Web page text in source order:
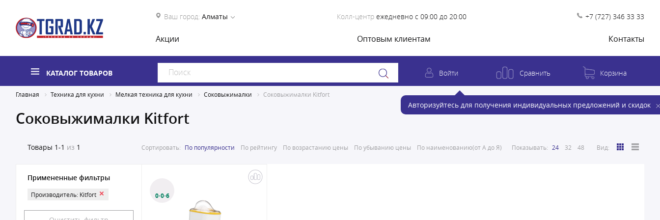
Ваш город: Алматы Колл-центр ежедневно с 09:00 до 20:00 +7 (727) 346 33 33
Акции Оптовым клиентам Контакты
КАТАЛОГ ТОВАРОВ Войти
Авторизуйтесь для получения индивидуальных предложений и скидок
Сравнить Корзина
Главная Техника для кухни Мелкая техника для кухни Соковыжималки Соковыжималки Kitfort
Соковыжималки Kitfort
Товары 1-1 из 1 Сортировать: По популярности По рейтингу По возрастанию цены По убыванию цены По наименованию(от А до Я) Показывать: 24 32 48 Вид:
Примененные фильтры
Производитель: Kitfort 0·0·6